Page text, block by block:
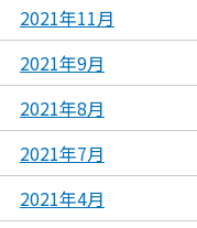
2021年11月
2021年9月
2021年8月
2021年7月
2021年4月